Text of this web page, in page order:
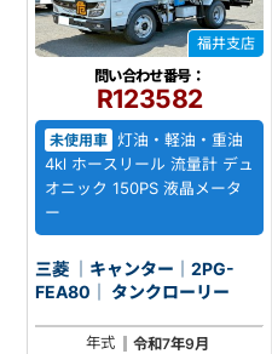
福井支店
問い合わせ番号：
R123582
未使用車 灯油・軽油・重油
4kl ホースリール 流量計 デュ
オニック 150PS 液晶メータ
ー
三菱 ｜キャンター｜2PG-
FEA80｜ タンクローリー
年式
令和7年9月